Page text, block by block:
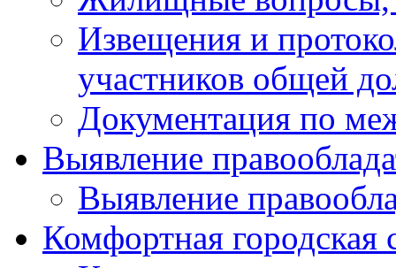
Извещения и
участников общей
Документация по
Выявление
Выявление
Комфортная городская